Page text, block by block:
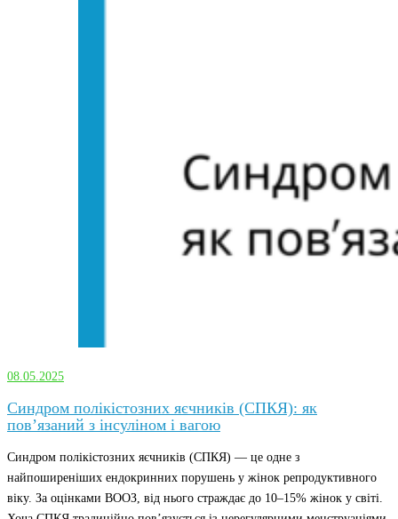
08.05.2025
Синдром полікістозних яєчників (СПКЯ): як
пов’язаний з інсуліном і вагою
Синдром полікістозних яєчників (СПКЯ) — це одне з
найпоширеніших ендокринних порушень у жінок репродуктивного
віку. За оцінками ВООЗ, від нього страждає до 10–15% жінок у світі.